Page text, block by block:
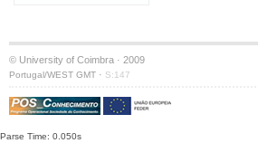
© University of Coimbra · 2009
Portugal/WEST GMT · S:147
Parse Time: 0.050s